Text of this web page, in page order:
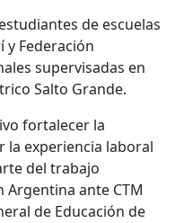
de escuelas
y Federación
supervisadas en
Salto Grande.
fortalecer la
experiencia laboral
del trabajo
ante CTM
de Educación de